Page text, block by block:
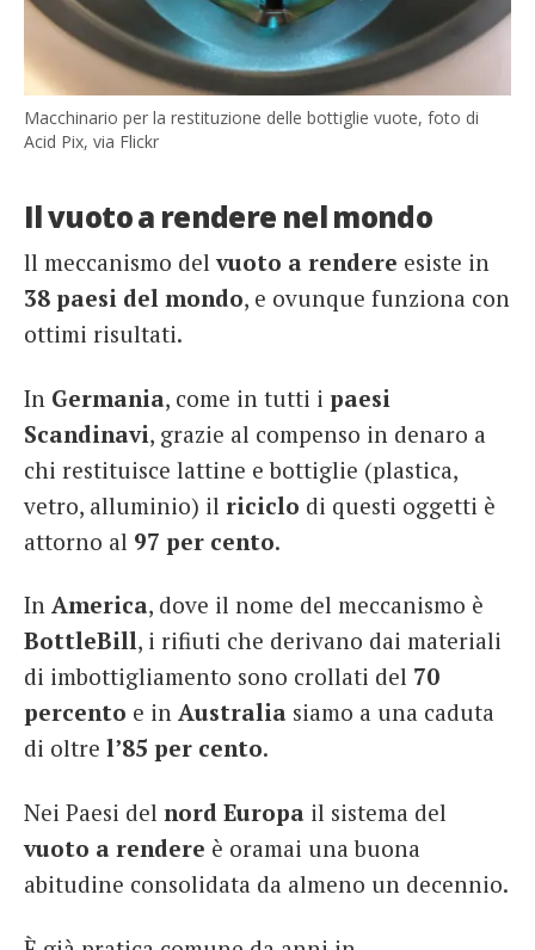
Macchinario per la restituzione delle bottiglie vuote, foto di
Acid Pix, via Flickr
Il vuoto a rendere nel mondo
ll meccanismo delvuoto a rendere esiste in
38 paesi del mondo, e ovunque funziona con
ottimi risultati.
In Germania, come in tutti i paesi
Scandinavi, grazie al compenso in denaro a
chi restituisce lattine e bottiglie (plastica,
vetro, alluminio) il riciclo di questi oggetti è
attorno al 97 per cento.
In America, dove il nome del meccanismo è
BottleBill, i rifiuti che derivano dai materiali
di imbottigliamento sono crollati del 70
percento e in Australia siamo a una caduta
di oltre l’85 per cento.
Nei Paesi del nord Europa il sistema del
vuoto a rendere è oramai una buona
abitudine consolidata da almeno un decennio.